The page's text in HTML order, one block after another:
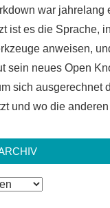
war jahrelang
ist es die Sprache,
anweisen,
sein neues Open
sich ausgerechnet
und wo die